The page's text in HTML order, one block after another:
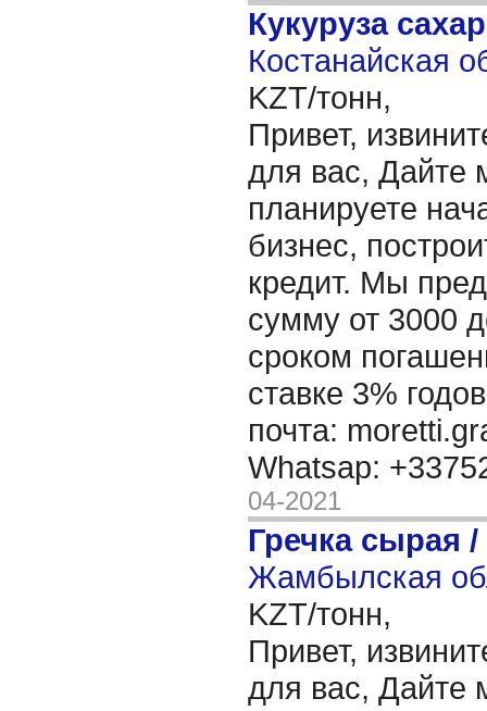
Кукуруза
Костанайская
KZT/тонн,
Привет,
для вас, Дайте
планируете
бизнес,
кредит. Мы
сумму от 3000
сроком
ставке 3%
почта:
Whatsap:
04-2021
Гречка сырая /
Жамбылская
KZT/тонн,
Привет,
для вас, Дайте